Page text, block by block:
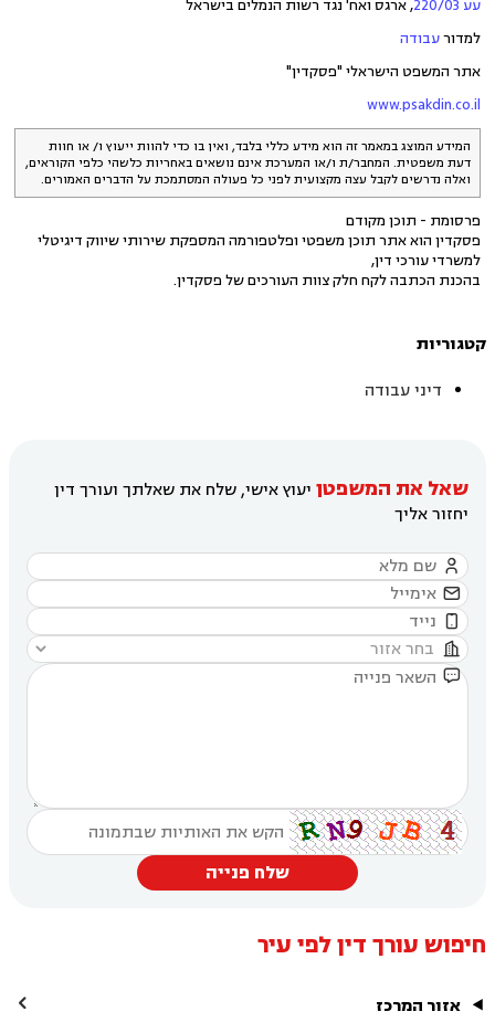
עע 220/03
, ארגס ואח' נגד רשות הנמלים בישראל
למדורעבודה
אתר המשפט הישראלי "פסקדין"
www.psakdin.co.il
המידע המוצג במאמר זה הוא מידע כללי בלבד, ואין בו כדי להוות ייעוץ ו/ או חוות
דעת משפטית. המחבר/ת ו/או המערכת אינם נושאים באחריות כלשהי כלפי הקוראים,
ואלה נדרשים לקבל עצה מקצועית לפני כל פעולה המסתמכת על הדברים האמורים.
פרסומת - תוכן מקודם
פסקדין הוא אתר תוכן משפטי ופלטפורמה המספקת שירותי שיווק דיגיטלי
למשרדי עורכי דין,
בהכנת הכתבה לקח חלק צוות העורכים של פסקדין.
קטגוריות
דיני עבודה
שאל את המשפטן יעוץ אישי, שלח את שאלתך ועורך דין
יחזור אליך





שלח פנייה
חיפוש עורך דין לפי עיר
אזור המרכז 